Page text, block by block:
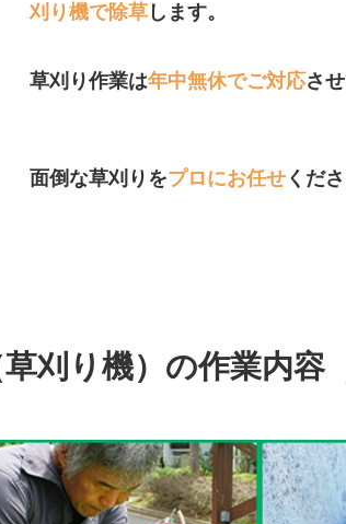
刈り機で除草 します。
草刈り作業は年中無休でご対応さ
面倒な草刈りをプロにお任せ くだ
刈り機）の作業内容